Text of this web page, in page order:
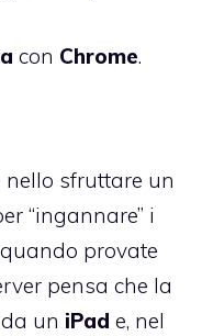
con Chrome.
nello sfruttare un
“ingannare” i
provate
pensa che la
un iPad e, nel